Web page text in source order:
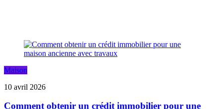
Maison
10 avril 2026
Comment obtenir un crédit immobilier pour une